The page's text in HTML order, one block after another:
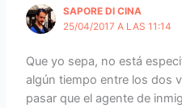
SAPORE DI CINA
25/04/2017 A LAS 11:14
Que yo sepa, no está
algún tiempo entre los dos
pasar que el agente de